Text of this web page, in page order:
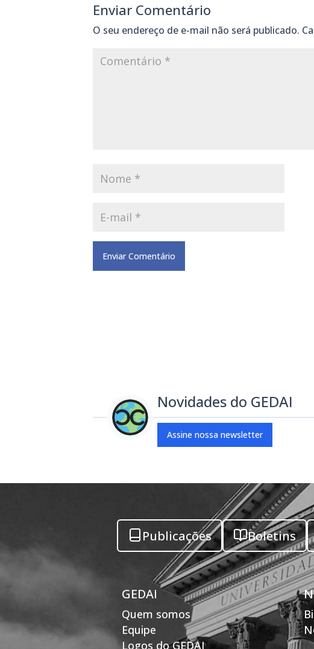
Enviar Comentário
O seu endereço de e-mail não será publicado.
Novidades do GEDAI
Assine nossa newsletter
Publicações Boletins
GEDAI
Quem somos
Equipe
Logos do GEDAI